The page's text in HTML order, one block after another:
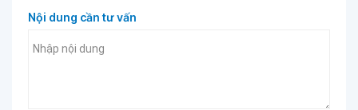
Nội dung cần tư vấn